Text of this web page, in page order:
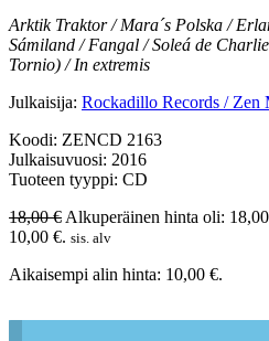
Arktik Traktor / Mara´s Polska /
Sámiland / Fangal / Soleá de
Tornio) / In extremis
Julkaisija: Rockadillo Records / Zen
Koodi: ZENCD 2163
Julkaisuvuosi: 2016
Tuoteen tyyppi: CD
18,00€ Alkuperäinen hinta oli:
10,00 €. sis. alv
Aikaisempi alin hinta: 10,00 €.